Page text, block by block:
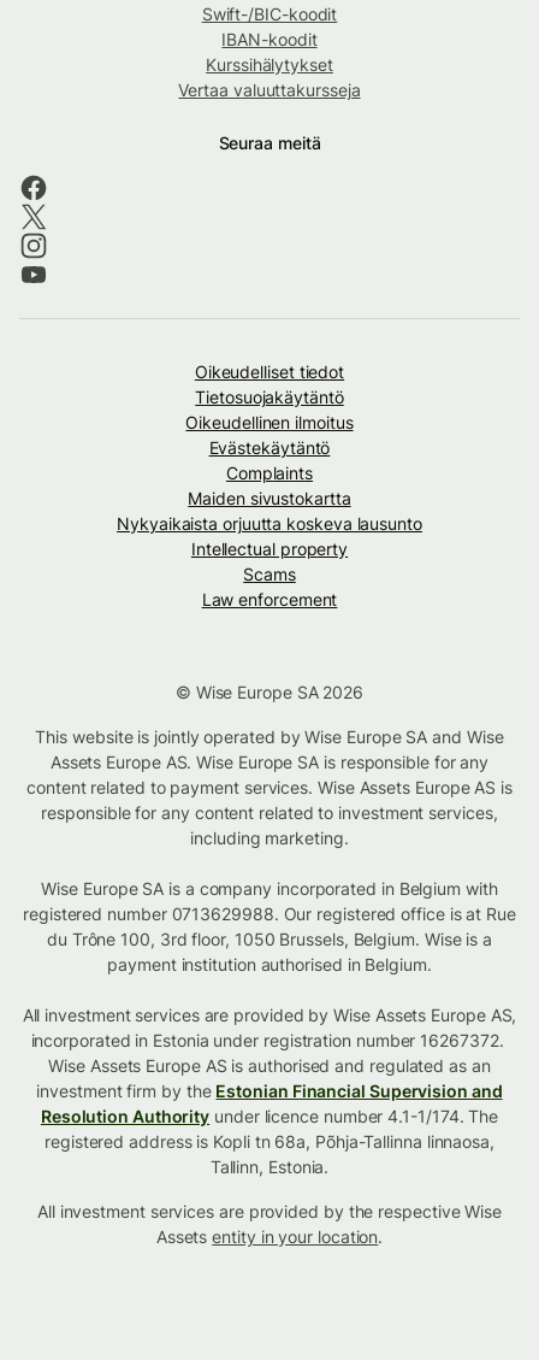
Swift-/BIC-koodit
IBAN-koodit
Kurssihälytykset
Vertaa valuuttakursseja
Seuraa meitä
Oikeudelliset tiedot
Tietosuojakäytäntö
Oikeudellinen ilmoitus
Evästekäytäntö
Complaints
Maiden sivustokartta
Nykyaikaista orjuutta koskeva lausunto
Intellectual property
Scams
Law enforcement
© Wise Europe SA 2026
This website is jointly operated by Wise Europe SA and Wise
Assets Europe AS. Wise Europe SA is responsible for any
content related to payment services. Wise Assets Europe AS is
responsible for any content related to investment services,
including marketing.
Wise Europe SA is a company incorporated in Belgium with
registered number 0713629988. Our registered office is at Rue
du Trône 100, 3rd floor, 1050 Brussels, Belgium. Wise is a
payment institution authorised in Belgium.
All investment services are provided by Wise Assets Europe AS,
incorporated in Estonia under registration number 16267372.
Wise Assets Europe AS is authorised and regulated as an
investment firm by the Estonian Financial Supervision and
Resolution Authority under licence number 4.1-1/174. The
registered address is Kopli tn 68a, Põhja-Tallinna linnaosa,
Tallinn, Estonia.
All investment services are provided by the respective Wise
Assetsentity in your location.